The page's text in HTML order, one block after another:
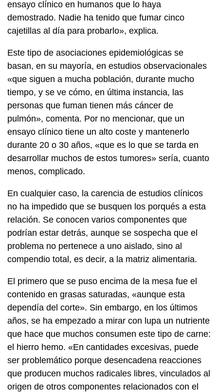
ensayo clínico en humanos que lo haya
demostrado. Nadie ha tenido que fumar cinco
cajetillas al día para probarlo», explica.
Este tipo de asociaciones epidemiológicas se
basan, en su mayoría, en estudios observacionales
«que siguen a mucha población, durante mucho
tiempo, y se ve cómo, en última instancia, las
personas que fuman tienen más cáncer de
pulmón», comenta. Por no mencionar, que un
ensayo clínico tiene un alto coste y mantenerlo
durante 20 o 30 años, «que es lo que se tarda en
desarrollar muchos de estos tumores» sería, cuanto
menos, complicado.
En cualquier caso, la carencia de estudios clínicos
no ha impedido que se busquen los porqués a esta
relación. Se conocen varios componentes que
podrían estar detrás, aunque se sospecha que el
problema no pertenece a uno aislado, sino al
compendio total, es decir, a la matriz alimentaria.
El primero que se puso encima de la mesa fue el
contenido en grasas saturadas, «aunque esta
dependía del corte». Sin embargo, en los últimos
años, se ha empezado a mirar con lupa un nutriente
que hace que muchos consumen este tipo de carne:
el hierro hemo. «En cantidades excesivas, puede
ser problemático porque desencadena reacciones
que producen muchos radicales libres, vinculados al
origen de otros componentes relacionados con el